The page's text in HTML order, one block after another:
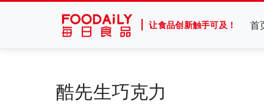
让食品创新触手可及！ 首
酷先生巧克力